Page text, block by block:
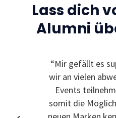
Lass dich
Alumni
“Mir gefällt es
wir an vielen
Events
somit die